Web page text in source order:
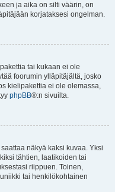
ja aika on silti väärin, on
korjataksesi ongelman.
tai kukaan ei ole
foorumin ylläpitäjältä, josko
kielipakettia ei ole olemassa,
phpBB®:n sivuilta.
näkyä kaksi kuvaa. Yksi
tähtien, laatikoiden tai
riippuen. Toinen,
tai henkilökohtainen